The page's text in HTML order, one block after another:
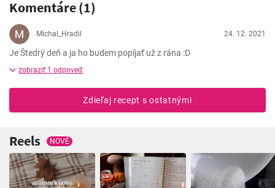
Komentáre (1)
Michal_Hradil 24. 12. 2021
Je Štedrý deň a ja ho budem popíjať už z rána :D
zobraziť 1 odpoveď
Zdieľaj recept s ostatnými
Reels NOVÉ